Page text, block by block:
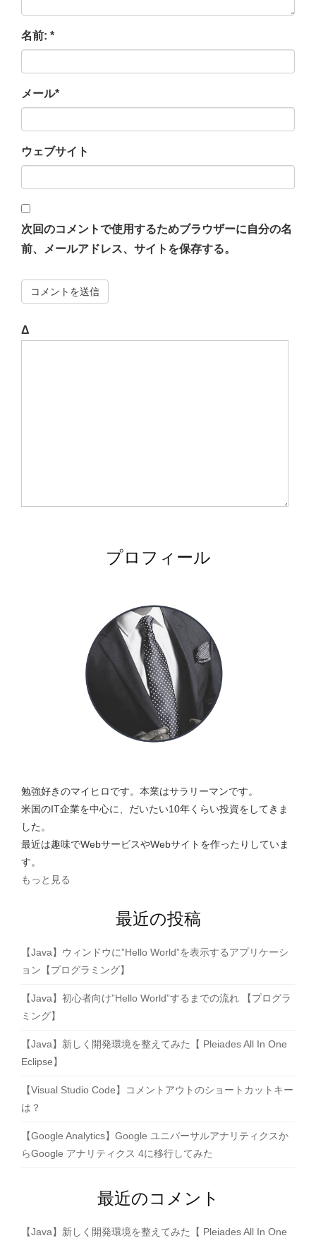
名前: *
メール*
ウェブサイト
次回のコメントで使用するためブラウザーに自分の名
前、メールアドレス、サイトを保存する。
Δ
プロフィール
勉強好きのマイヒロです。本業はサラリーマンです。
米国のIT企業を中心に、だいたい10年くらい投資をしてきま
した。
最近は趣味でWebサービスやWebサイトを作ったりしていま
す。
もっと見る
最近の投稿
【Java】ウィンドウに”Hello World”を表示するアプリケーシ
ョン【プログラミング】
【Java】初心者向け”Hello World”するまでの流れ 【プログラ
ミング】
【Java】新しく開発環境を整えてみた【 Pleiades All In One
Eclipse】
【Visual Studio Code】コメントアウトのショートカットキー
は？
【Google Analytics】Google ユニバーサルアナリティクスか
らGoogle アナリティクス 4に移行してみた
最近のコメント
【Java】新しく開発環境を整えてみた【 Pleiades All In One